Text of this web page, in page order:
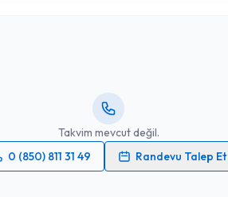
Takvim mevcut değil.
0 (850) 811 31 49
Randevu Talep Et